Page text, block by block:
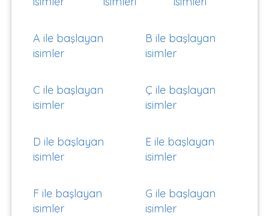
A ile başlayan
isimler
B ile başlayan
isimler
C ile başlayan
isimler
Ç ile başlayan
isimler
D ile başlayan
isimler
E ile başlayan
isimler
F ile başlayan
isimler
G ile başlayan
isimler